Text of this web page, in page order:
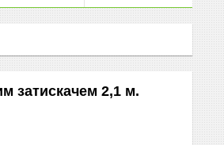
затискачем 2,1 м.